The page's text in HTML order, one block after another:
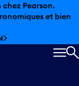
Pearson.
et bien